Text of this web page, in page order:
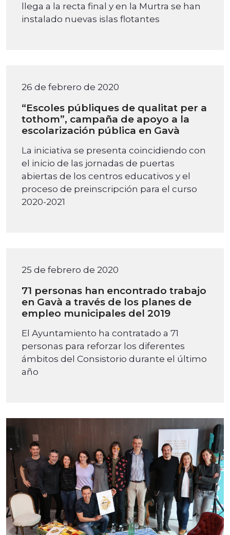
llega a la recta final y en la Murtra se han
instalado nuevas islas flotantes
26 de febrero de 2020
“Escoles públiques de qualitat per a
tothom”, campaña de apoyo a la
escolarización pública en Gavà
La iniciativa se presenta coincidiendo con
el inicio de las jornadas de puertas
abiertas de los centros educativos y el
proceso de preinscripción para el curso
2020-2021
25 de febrero de 2020
71 personas han encontrado trabajo
en Gavà a través de los planes de
empleo municipales del 2019
El Ayuntamiento ha contratado a 71
personas para reforzar los diferentes
ámbitos del Consistorio durante el último
año